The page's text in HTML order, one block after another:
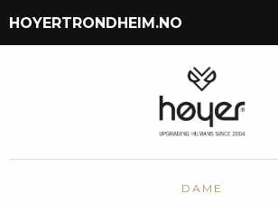
HOYERTRONDHEIM.NO
DAME